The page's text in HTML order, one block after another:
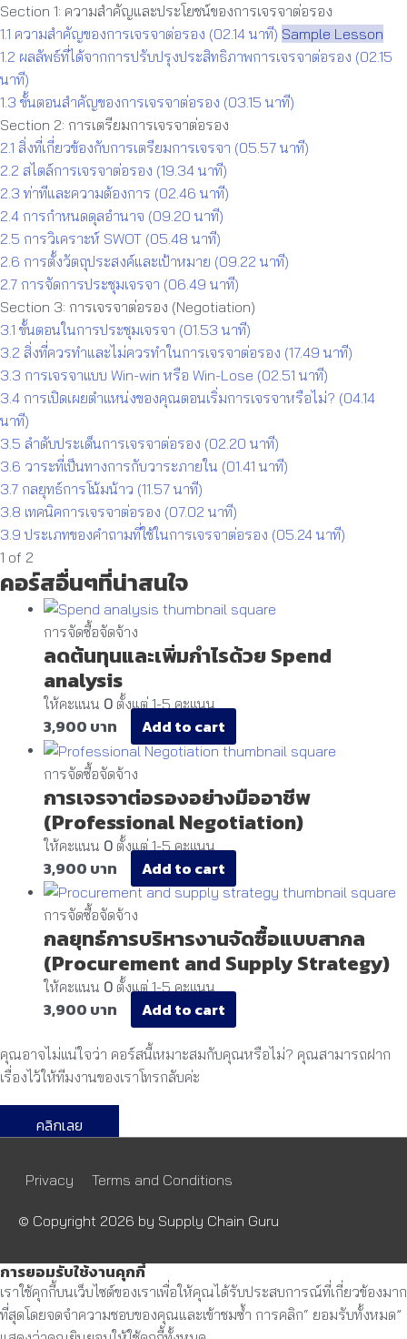
Section 1: ความสำคัญและประโยชน์ของการเจรจาต่อรอง
1.1 ความสำคัญของการเจรจาต่อรอง (02.14 นาที) Sample Lesson
1.2 ผลลัพธ์ที่ได้จากการปรับปรุงประสิทธิภาพการเจรจาต่อรอง (02.15
นาที)
1.3 ขั้นตอนสำคัญของการเจรจาต่อรอง (03.15 นาที)
Section 2: การเตรียมการเจรจาต่อรอง
2.1 สิ่งที่เกี่ยวข้องกับการเตรียมการเจรจา (05.57 นาที)
2.2 สไตล์การเจรจาต่อรอง (19.34 นาที)
2.3 ท่าทีและความต้องการ (02.46 นาที)
2.4 การกำหนดดุลอำนาจ (09.20 นาที)
2.5 การวิเคราะห์ SWOT (05.48 นาที)
2.6 การตั้งวัตถุประสงค์และเป้าหมาย (09.22 นาที)
2.7 การจัดการประชุมเจรจา (06.49 นาที)
Section 3: การเจรจาต่อรอง (Negotiation)
3.1 ขั้นตอนในการประชุมเจรจา (01.53 นาที)
3.2 สิ่งที่ควรทำและไม่ควรทำในการเจรจาต่อรอง (17.49 นาที)
3.3 การเจรจาแบบ Win-win หรือ Win-Lose (02.51 นาที)
3.4 การเปิดเผยตำแหน่งของคุณตอนเริ่มการเจรจาหรือไม่? (04.14
นาที)
3.5 ลำดับประเด็นการเจรจาต่อรอง (02.20 นาที)
3.6 วาระที่เป็นทางการกับวาระภายใน (01.41 นาที)
3.7 กลยุทธ์การโน้มน้าว (11.57 นาที)
3.8 เทคนิคการเจรจาต่อรอง (07.02 นาที)
3.9 ประเภทของคำถามที่ใช้ในการเจรจาต่อรอง (05.24 นาที)
1 of 2
คอร์สอื่นๆที่น่าสนใจ
การจัดซื้อจัดจ้าง
ลดต้นทุนและเพิ่มกำไรด้วย Spend
analysis
ให้คะแนน 0 ตั้งแต่ 1-5 คะแนน
3,900 Add to cart
การจัดซื้อจัดจ้าง
การเจรจาต่อรองอย่างมืออาชีพ
(Professional Negotiation)
ให้คะแนน 0 ตั้งแต่ 1-5 คะแนน
3,900 Add to cart
การจัดซื้อจัดจ้าง
กลยุทธ์การบริหารงานจัดซื้อแบบสากล
(Procurement and Supply Strategy)
ให้คะแนน 0 ตั้งแต่ 1-5 คะแนน
3,900 Add to cart
คุณอาจไม่แน่ใจว่า คอร์สนี้เหมาะสมกับคุณหรือไม่? คุณสามารถฝาก
เรื่องไว้ให้ทีมงานของเราโทรกลับค่ะ
คลิกเลย
Privacy Terms and Conditions
© Copyright 2026 by Supply Chain Guru
การยอมรับใช้งานคุกกี้
เราใช้คุกกี้บนเว็บไซต์ของเราเพื่อให้คุณได้รับประสบการณ์ที่เกี่ยวข้องมาก
ที่สุดโดยจดจำความชอบของคุณและเข้าชมซ้ำ การคลิก“ ยอมรับทั้งหมด”